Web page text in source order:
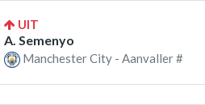
UIT
A. Semenyo
Manchester City - Aanvaller #